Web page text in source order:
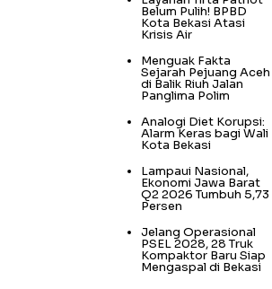
Belum Pulih! BPBD
Kota Bekasi Atasi
Krisis Air
Menguak Fakta
Sejarah Pejuang Aceh
di Balik Riuh Jalan
Panglima Polim
Analogi Diet Korupsi:
Alarm Keras bagi Wali
Kota Bekasi
Lampaui Nasional,
Ekonomi Jawa Barat
Q2 2026 Tumbuh 5,73
Persen
Jelang Operasional
PSEL 2028, 28 Truk
Kompaktor Baru Siap
Mengaspal di Bekasi